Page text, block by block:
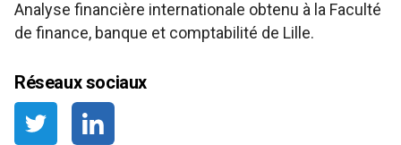
Réseaux sociaux
Analyse financière internationale obtenu à la Faculté
de finance, banque et comptabilité de Lille.